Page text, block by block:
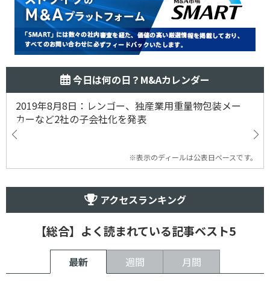
今日は何の日？M&Aカレンダー
2019年8月8日：レンゴー、独産業用重量物包装メー
カーなど2社の子会社化を発表
※表示のディールは公表日ベースです。
アクセスランキング
【総合】よく読まれている記事ベスト5
最新 週間 月間